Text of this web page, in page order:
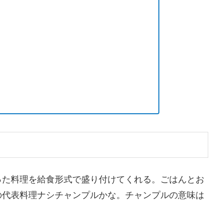
料理を給食形式で盛り付けてくれる。ごはんとお
表料理ナシチャンプルかな。チャンプルの意味は